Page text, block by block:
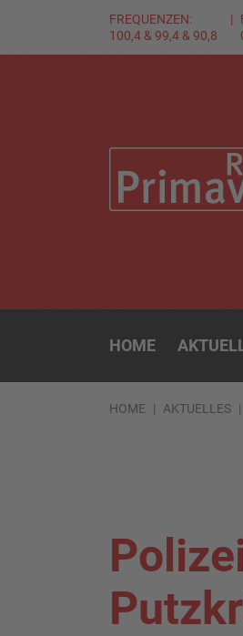
FREQUENZEN:
100,4 & 99,4 & 90,8
HOME
HOME AKTUELLES